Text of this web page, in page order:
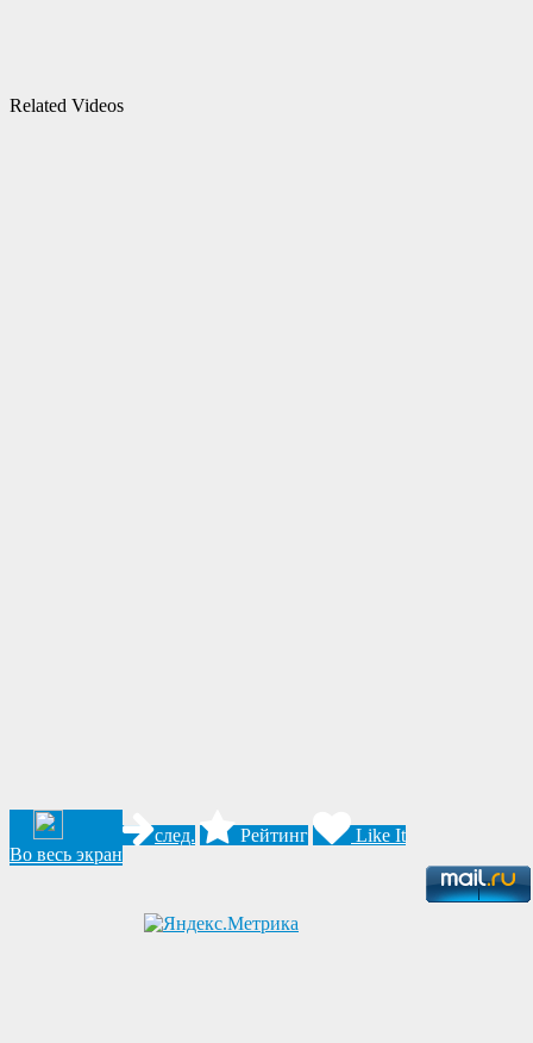
Related Videos
след. Рейтинг
Like It
Во весь экран